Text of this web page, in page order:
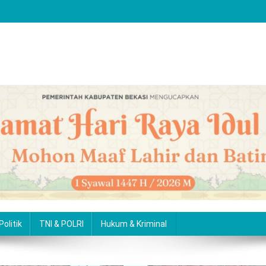
Politik TNI & POLRI Hukum & Kriminal